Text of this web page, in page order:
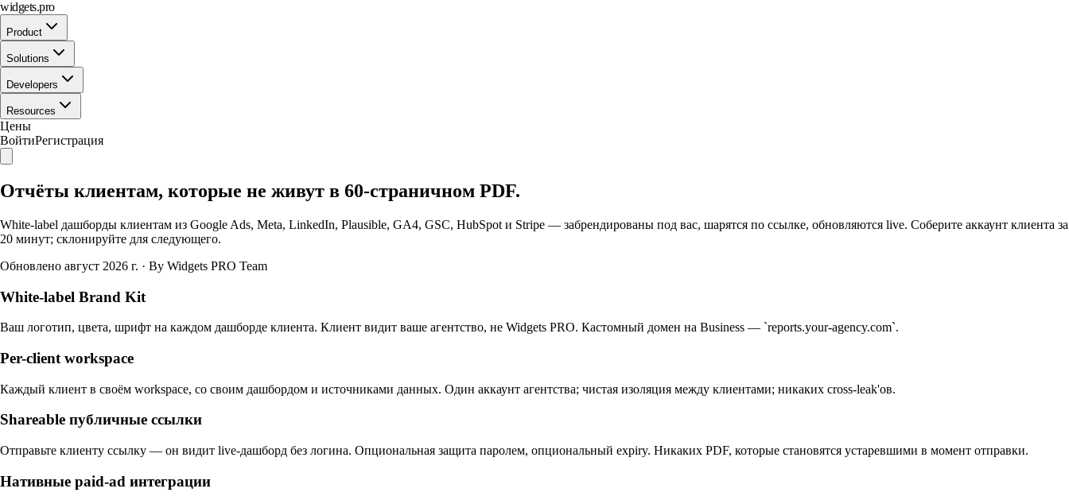
widgets.pro
Product
Solutions
Developers
Resources
Цены
ВойтиРегистрация
Отчёты клиентам, которые не живут в 60-страничном PDF.
White-label дашборды клиентам из Google Ads, Meta, LinkedIn, Plausible, GA4, GSC, HubSpot и Stripe — забрендированы под вас, шарятся по ссылке, обновляются live. Соберите аккаунт клиента за
20 минут; склонируйте для следующего.
Обновлено август 2026 г. · By Widgets PRO Team
White-label Brand Kit
Ваш логотип, цвета, шрифт на каждом дашборде клиента. Клиент видит ваше агентство, не Widgets PRO. Кастомный домен на Business — `reports.your-agency.com`.
Per-client workspace
Каждый клиент в своём workspace, со своим дашбордом и источниками данных. Один аккаунт агентства; чистая изоляция между клиентами; никаких cross-leak'ов.
Shareable публичные ссылки
Отправьте клиенту ссылку — он видит live-дашборд без логина. Опциональная защита паролем, опциональный expiry. Никаких PDF, которые становятся устаревшими в момент отправки.
Нативные paid-ad интеграции